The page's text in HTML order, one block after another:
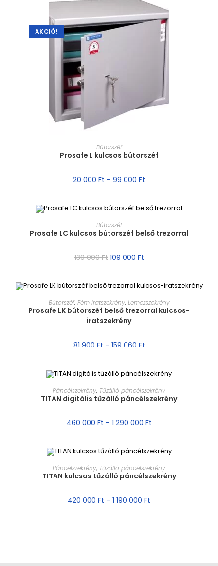
AKCIÓ!
MÉRET VÁLASZTÁSA
Bútorszéf
Prosafe L kulcsos bútorszéf
20 000 Ft – 99 000 Ft
MÉRET VÁLASZTÁSA
Bútorszéf
Prosafe LC kulcsos bútorszéf belső trezorral
139 000Ft 109 000 Ft
MÉRET VÁLASZTÁSA
Bútorszéf, Fém iratszekrény, Lemezszekrény
Prosafe LK bútorszéf belső trezorral kulcsos-
iratszekrény
81 900 Ft – 159 060 Ft
MÉRET VÁLASZTÁSA
Páncélszekrény, Tűzálló páncélszekrény
TITAN digitális tűzálló páncélszekrény
460 000 Ft – 1 290 000 Ft
MÉRET VÁLASZTÁSA
Páncélszekrény, Tűzálló páncélszekrény
TITAN kulcsos tűzálló páncélszekrény
420 000 Ft – 1 190 000 Ft